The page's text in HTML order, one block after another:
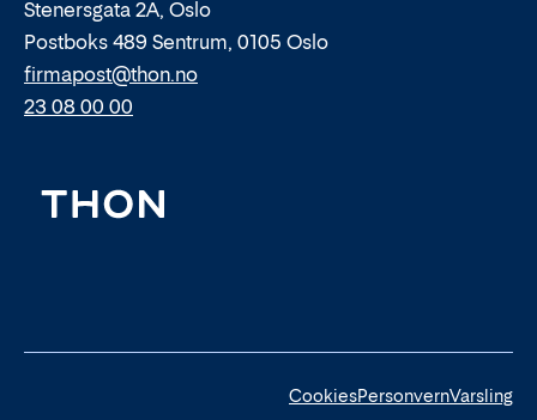
Stenersgata 2A, Oslo
Postboks 489 Sentrum, 0105 Oslo
firmapost@thon.no
23 08 00 00
CookiesPersonvernVarsling